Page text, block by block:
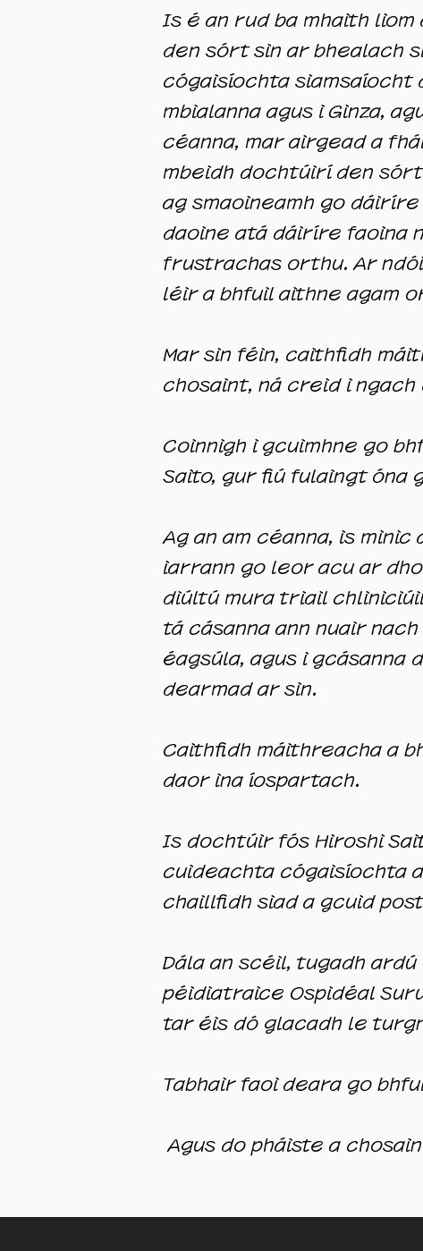
Is é an rud ba mhaith
den sórt sin ar bhealach
cógaisíochta siamsaíocht
mbialanna agus i Ginza,
céanna, mar airgead a
mbeidh dochtúirí den
ag smaoineamh go
daoine atá dáiríre faoina
frustrachas orthu. Ar
léir a bhfuil aithne agam
Mar sin féin, caithfidh
chosaint, ná creid i ngach
Coinnigh i gcuimhne go
Saito, gur fiú fulaingt óna
Ag an am céanna, is
iarrann go leor acu ar
diúltú mura triail
tá cásanna ann nuair
éagsúla, agus i gcásanna
dearmad ar sin.
Caithfidh máithreacha a
daor ina íospartach.
Is dochtúir fós Hiroshi
cuideachta cógaisíochta
chaillfidh siad a gcuid
Dála an scéil, tugadh
péidiatraice Ospidéal
tar éis dó glacadh le
Tabhair faoi deara go
Agus do pháiste a